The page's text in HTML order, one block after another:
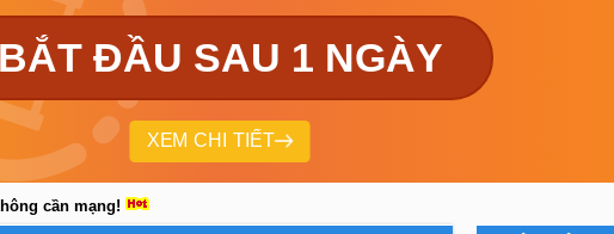
BẮT ĐẦU SAU 1 NGÀY
XEM CHI TIẾT
cần mạng!